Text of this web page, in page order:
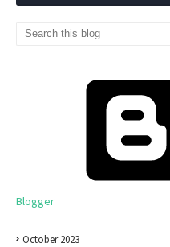
Blogger
October 2023